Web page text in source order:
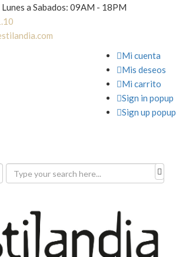
a Sabados: 09AM - 18PM
Mi cuenta
Mis deseos
Mi carrito
Sign in popup
Sign up popup